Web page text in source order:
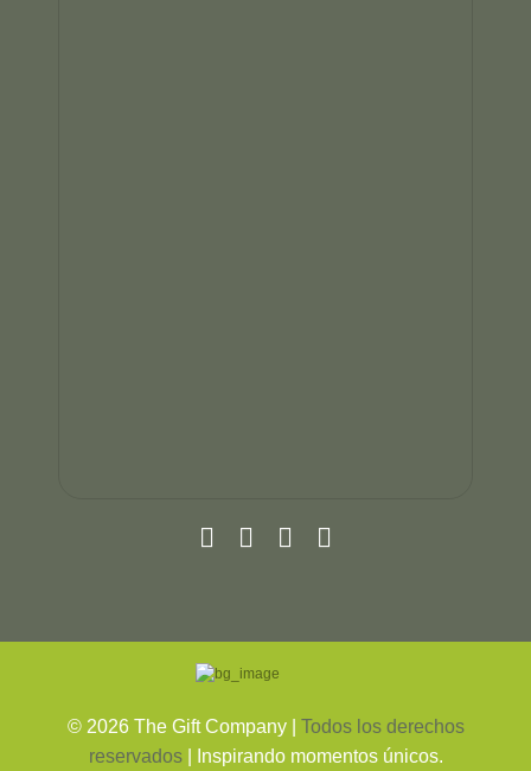
© 2026The Gift Company | Todos los derechos
reservados
| Inspirando momentos únicos.